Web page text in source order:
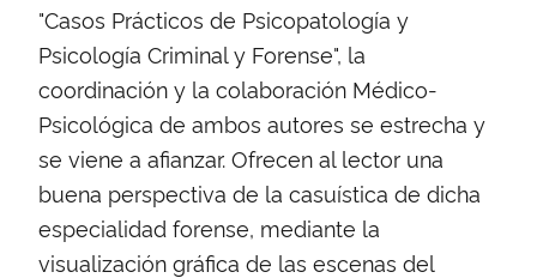
"Casos Prácticos de Psicopatología y
Psicología Criminal y Forense", la
coordinación y la colaboración Médico-
Psicológica de ambos autores se estrecha y
se viene a afianzar. Ofrecen al lector una
buena perspectiva de la casuística de dicha
especialidad forense, mediante la
visualización gráfica de las escenas del